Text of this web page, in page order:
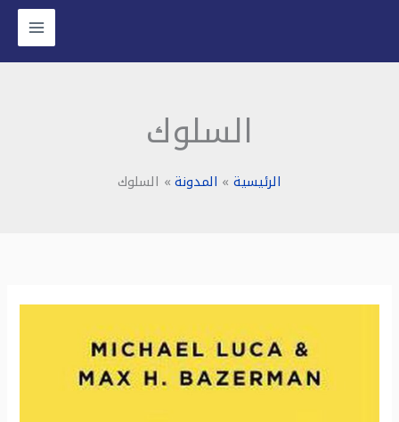
المحتوى
السلوك
الرئيسية المدونة السلوك